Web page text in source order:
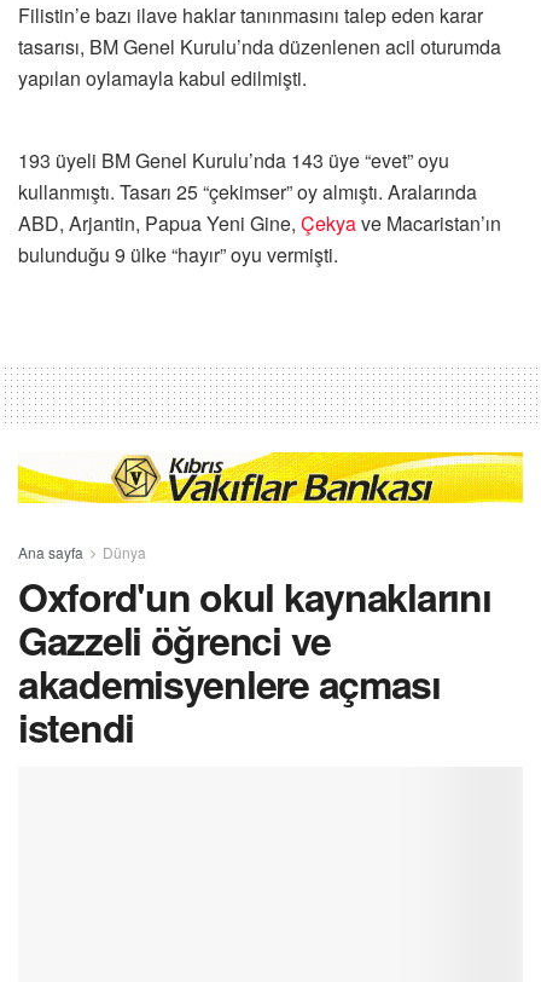
Filistin’e bazı ilave haklar tanınmasını talep eden karar
tasarısı, BM Genel Kurulu’nda düzenlenen acil oturumda
yapılan oylamayla kabul edilmişti.
193 üyeli BM Genel Kurulu’nda 143 üye “evet” oyu
kullanmıştı. Tasarı 25 “çekimser” oy almıştı. Aralarında
ABD, Arjantin, Papua Yeni Gine, Çekyave Macaristan’ın
bulunduğu 9 ülke “hayır” oyu vermişti.
Ana sayfa Dünya
Oxford'un okul kaynaklarını
Gazzeli öğrenci ve
akademisyenlere açması
istendi